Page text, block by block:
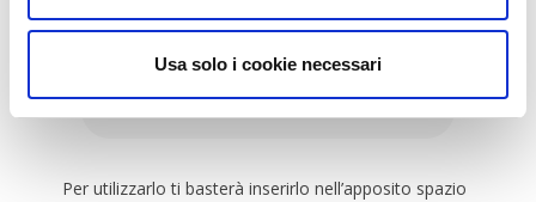
Usa solo i cookie necessari
Utilizza il codice qui sotto per adottare
un albero con il 10% di sconto!
clauds10
Per utilizzarlo ti basterà inserirlo nell’apposito spazio